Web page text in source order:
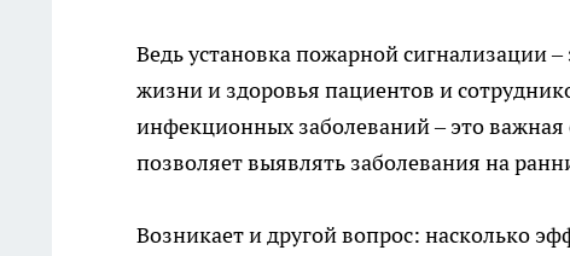
Ведь установка пожарной сигнализации
жизни и здоровья пациентов и
инфекционных заболеваний – это
позволяет выявлять заболевания на
Возникает и другой вопрос: насколько